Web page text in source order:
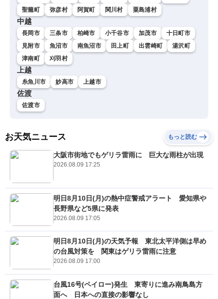
聖籠町
弥彦村 阿賀町 関川村 粟島浦村
中越
長岡市 三条市 柏崎市 小千谷市 加茂市
十日町市
見附市
魚沼市 南魚沼市 田上町 出雲崎町
湯沢町
津南町
刈羽村
上越
糸魚川市 妙高市 上越市
佐渡
佐渡市
お天気ニュース もっと読む
大阪市街地でもゲリラ雷雨に 巨大な雨柱が出現
2026.08.09 17:25
明日8月10日(月)の熱中症警戒アラート 愛知県や
長野県など5県に発表
2026.08.09 17:05
明日8月10日(月)の天気予報 東北太平洋側は早め
の台風対策を 関東はゲリラ雷雨に注意
2026.08.09 17:00
台風16号(ペイロー)発生 東寄りに進み南鳥島方
面へ 日本への直接の影響なし